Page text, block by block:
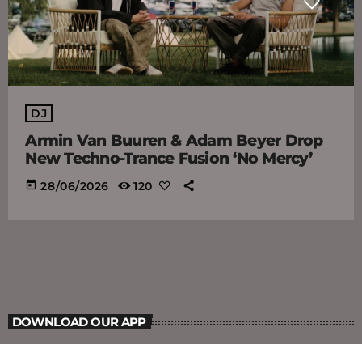
DJ
Armin Van Buuren & Adam Beyer Drop
New Techno-Trance Fusion ‘No Mercy’
today 28/06/2026 120
DOWNLOAD OUR APP